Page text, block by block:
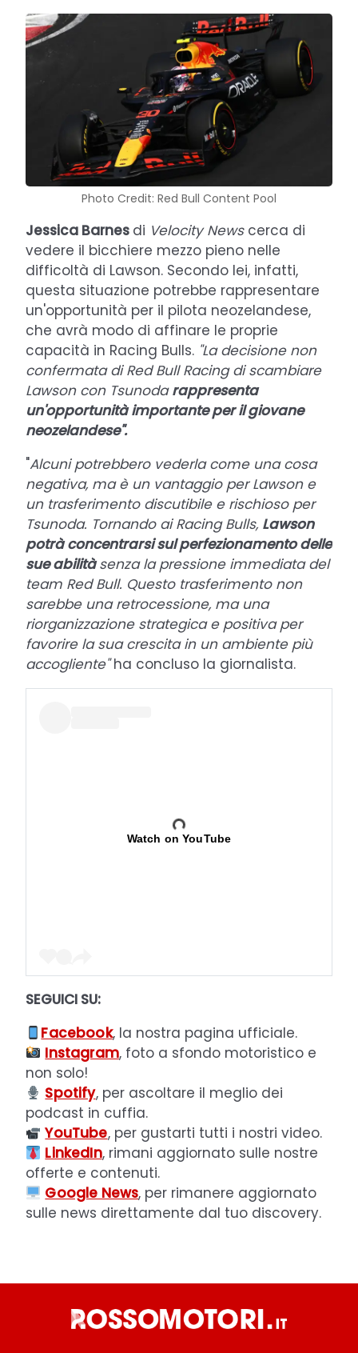
Photo Credit: Red Bull Content Pool
Jessica Barnes di Velocity Newscerca di
vedere il bicchiere mezzo pieno nelle
difficoltà di Lawson. Secondo lei, infatti,
questa situazione potrebbe rappresentare
un'opportunità per il pilota neozelandese,
che avrà modo di affinare le proprie
capacità in Racing Bulls. "La decisione non
confermata di Red Bull Racing di scambiare
Lawson con Tsunodarappresenta
un'opportunità importante per il giovane
neozelandese".
"Alcuni potrebbero vederla come una cosa
negativa, ma è un vantaggio per Lawson e
un trasferimento discutibile e rischioso per
Tsunoda. Tornando ai Racing Bulls, Lawson
potrà concentrarsi sul perfezionamento delle
sue abilitàsenza la pressione immediata del
team Red Bull. Questo trasferimento non
sarebbe una retrocessione, ma una
riorganizzazione strategica e positiva per
favorire la sua crescita in un ambiente più
accogliente"ha concluso la giornalista.
Watch on YouTube
SEGUICI SU:
Facebook, la nostra pagina ufficiale.
Instagram, foto a sfondo motoristico e
non solo!
Spotify, per ascoltare il meglio dei
podcast in cuffia.
YouTube, per gustarti tutti i nostri video.
LinkedIn, rimani aggiornato sulle nostre
offerte e contenuti.
Google News, per rimanere aggiornato
sulle news direttamente dal tuo discovery.